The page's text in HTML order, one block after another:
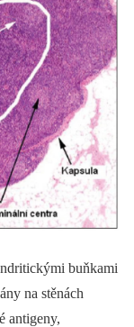
buňkami
na stěnách
antigeny,